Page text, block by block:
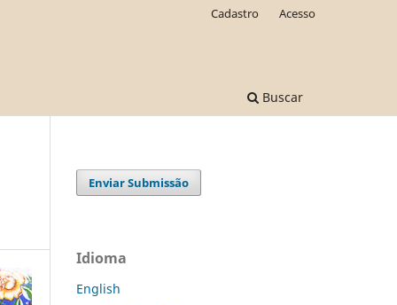
Buscar
Cadastro Acesso
Enviar Submissão
Idioma
English